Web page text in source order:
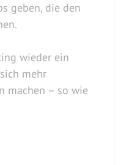
geben, die den
wieder ein
mehr
machen – so wie